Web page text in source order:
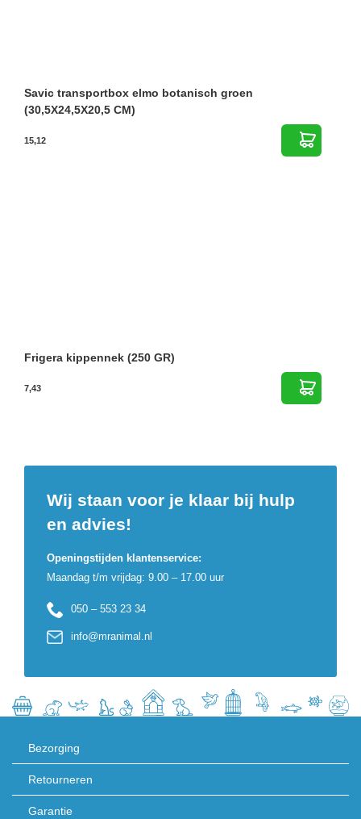
Savic transportbox elmo botanisch groen
(30,5X24,5X20,5 CM)
15,12
Frigera kippennek (250 GR)
7,43
Wij staan voor je klaar bij hulp
en advies!
Openingstijden klantenservice:
Maandag t/m vrijdag: 9.00 – 17.00 uur
050 – 553 23 34
info@mranimal.nl
Bezorging
Retourneren
Garantie